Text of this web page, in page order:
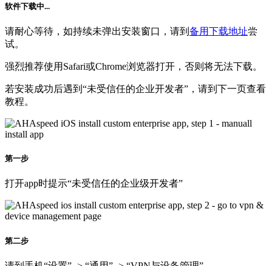
请耐心等待，如持续未弹出安装窗口，请到 备用下载地址 尝
试。
强烈推荐使用Safari或Chrome浏览器打开，否则将无法下载。
若安装成功后遇到“未受信任的企业开发者”，请到下一页查看
教程。
第一步
打开app时提示“未受信任的企业级开发者”
第二步
请到手机“设置” -> “通用” -> “VPN与设备管理”